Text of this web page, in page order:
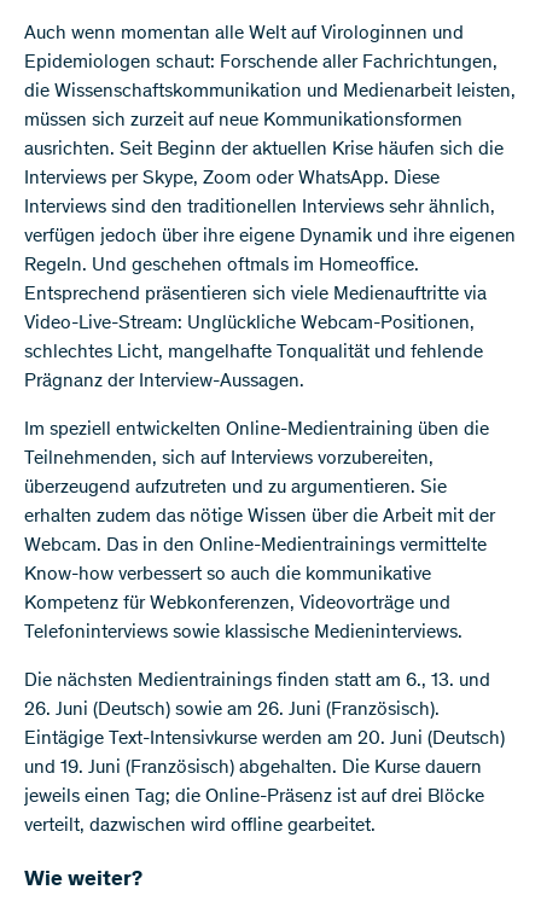
Auch wenn momentan alle Welt auf Virologinnen und
Epidemiologen schaut: Forschende aller Fachrichtungen,
die Wissenschaftskommunikation und Medienarbeit leisten,
müssen sich zurzeit auf neue Kommunikationsformen
ausrichten. Seit Beginn der aktuellen Krise häufen sich die
Interviews per Skype, Zoom oder WhatsApp. Diese
Interviews sind den traditionellen Interviews sehr ähnlich,
verfügen jedoch über ihre eigene Dynamik und ihre eigenen
Regeln. Und geschehen oftmals im Homeoffice.
Entsprechend präsentieren sich viele Medienauftritte via
Video-Live-Stream: Unglückliche Webcam-Positionen,
schlechtes Licht, mangelhafte Tonqualität und fehlende
Prägnanz der Interview-Aussagen.
Im speziell entwickelten Online-Medientraining üben die
Teilnehmenden, sich auf Interviews vorzubereiten,
überzeugend aufzutreten und zu argumentieren. Sie
erhalten zudem das nötige Wissen über die Arbeit mit der
Webcam. Das in den Online-Medientrainings vermittelte
Know-how verbessert so auch die kommunikative
Kompetenz für Webkonferenzen, Videovorträge und
Telefoninterviews sowie klassische Medieninterviews.
Die nächsten Medientrainings finden statt am 6., 13. und
26. Juni (Deutsch) sowie am 26. Juni (Französisch).
Eintägige Text-Intensivkurse werden am 20. Juni (Deutsch)
und 19. Juni (Französisch) abgehalten. Die Kurse dauern
jeweils einen Tag; die Online-Präsenz ist auf drei Blöcke
verteilt, dazwischen wird offline gearbeitet.
Wie weiter?